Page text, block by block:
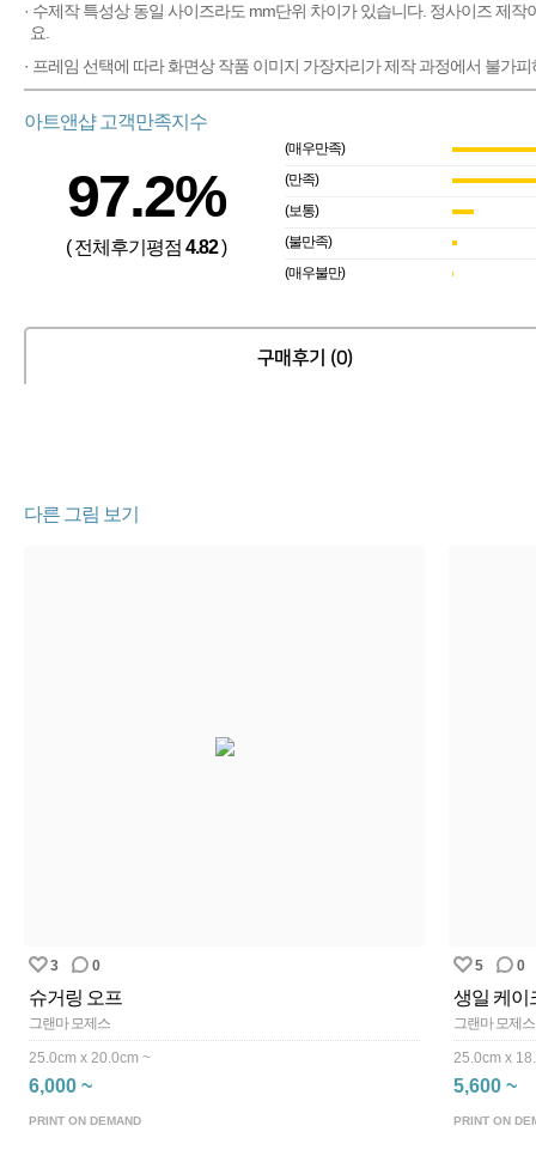
· 수제작 특성상 동일 사이즈라도 mm단위 차이가 있습니다. 정사이즈 제
요.
· 프레임 선택에 따라 화면상 작품 이미지 가장자리가 제작 과정에서 불가
아트앤샵 고객만족지수
97.2%
( 전체후기평점 4.82)
(매우만족)
(만족)
(보통)
(불만족)
(매우불만)
구매후기 (0)
다른 그림 보기
3 0
슈거링 오프
그랜마 모제스
25.0cm x 20.0cm ~
6,000 ~
PRINT ON DEMAND
5 0
생일 케이
그랜마 모제스
25.0cm x
5,600 ~
PRINT ON